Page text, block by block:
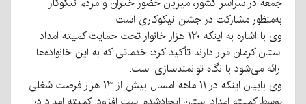
به‌منظور مشارکت در جشن نیکوکاری است.
وی با اشاره به اینکه ۱۲۰ هزار خانوار تحت حمایت کمیته امداد
استان کرمان قرار دارند تأکید کرد: خدماتی که به این خانواده‌ها
ارائه می‌شود با نگاه توانمندسازی است.
وی بابیان اینکه در ۱۱ ماهه امسال بیش از ۱۳ هزار فرصت شغلی